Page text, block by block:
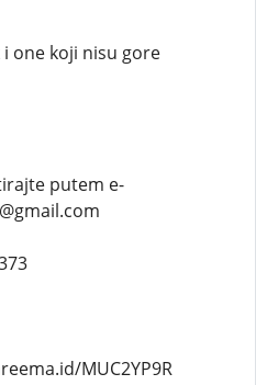
one koji nisu gore
putem e-
MUC2YP9R